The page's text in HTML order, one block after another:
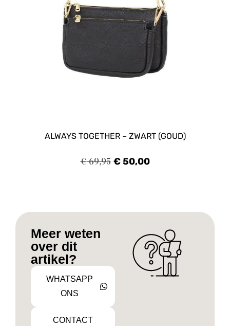
ALWAYS TOGETHER – ZWART (GOUD)
€69,95 €50,00
Meer weten
over dit
artikel?
WHATSAPP
ONS
CONTACT